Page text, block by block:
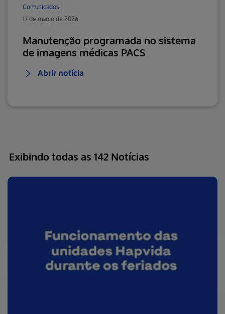
Comunicados
17 de março de 2026
Manutenção programada no sistema
de imagens médicas PACS
Abrir notícia
Exibindo todas as 142 Notícias